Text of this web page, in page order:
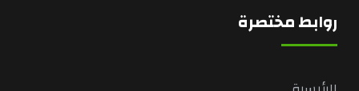
روابط مختصرة